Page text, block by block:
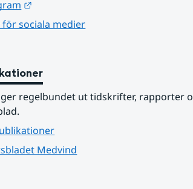
för sociala medier
ger regelbundet ut tidskrifter, rapporter
Medvind